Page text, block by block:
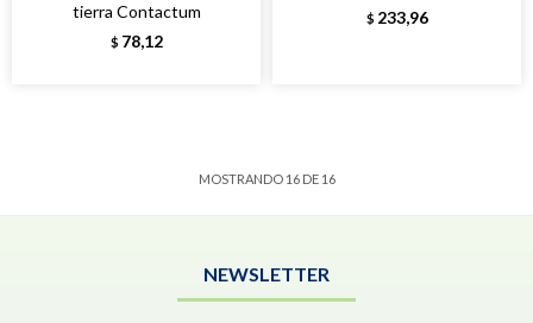
tierra Contactum
$ 78,12
$ 233,96
MOSTRANDO 16DE 16
NEWSLETTER